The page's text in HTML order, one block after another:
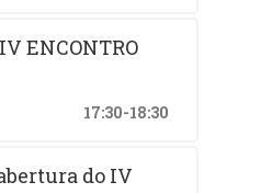
ENCONTRO
17:30-18:30
do IV